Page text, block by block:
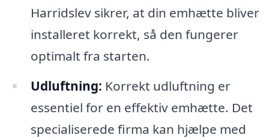
Harridslev sikrer, at din emhætte bliver
installeret korrekt, så den fungerer
optimalt fra starten.
Udluftning: Korrekt udluftning er
essentiel for en effektiv emhætte. Det
specialiserede firma kan hjælpe med